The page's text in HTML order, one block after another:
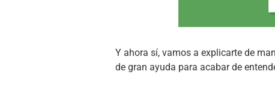
Y ahora sí, vamos a explicarte de
de gran ayuda para acabar de